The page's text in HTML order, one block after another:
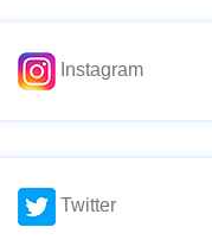
Instagram
Twitter